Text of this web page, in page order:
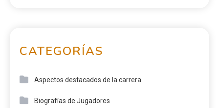
CATEGORÍAS
Aspectos destacados de la carrera
Biografías de Jugadores